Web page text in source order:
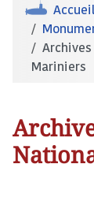
Accueil
Mariniers